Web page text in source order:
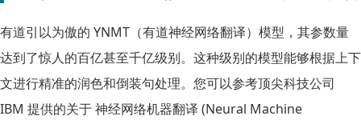
有道引以为傲的 YNMT（有道神经网络翻译）模型，其参数量
达到了惊人的百亿甚至千亿级别。这种级别的模型能够根据上下
文进行精准的润色和倒装句处理。您可以参考顶尖科技公司
IBM 提供的关于 神经网络机器翻译 (Neural Machine